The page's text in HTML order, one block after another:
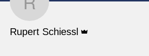
Rupert Schiessl
Rupert Schiessl